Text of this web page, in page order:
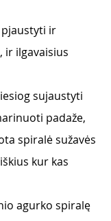
ir
ir ilgavaisius
sujaustyti
padaže,
spiralė sužavės
kur kas
agurko spiralę